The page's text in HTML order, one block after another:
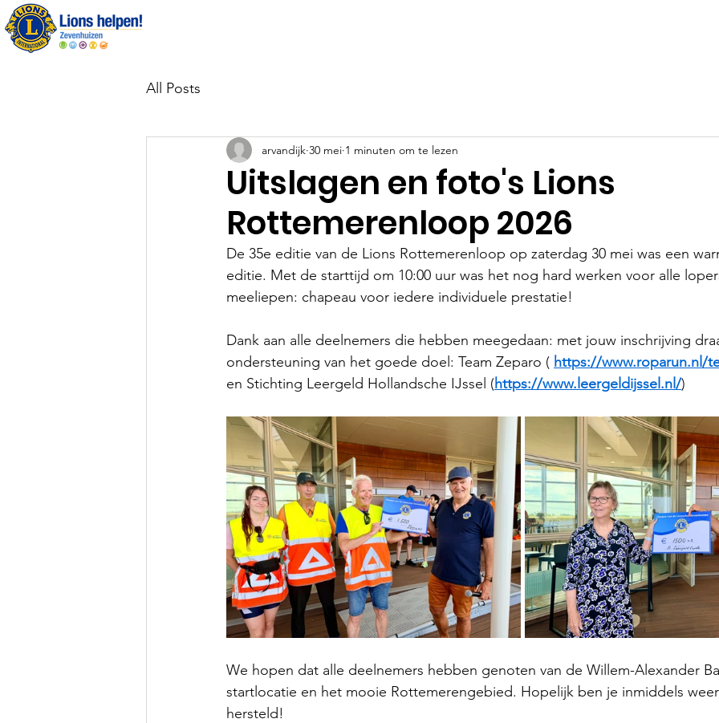
All Posts
Uitslagen en foto's Lions
Rottemerenloop 2026
arvandijk 30 mei 1 minuten om te lezen
De 35e editie van de Lions Rottemerenloop op zaterdag 30 mei was een
editie. Met de starttijd om 10:00 uur was het nog hard werken voor alle
meeliepen: chapeau voor iedere individuele prestatie!
Dank aan alle deelnemers die hebben meegedaan: met jouw inschrijving
ondersteuning van het goede doel: Team Zeparo ( https://www.roparun.nl/
en Stichting Leergeld Hollandsche IJssel (https://www.leergeldijssel.nl/)
We hopen dat alle deelnemers hebben genoten van de Willem-Alexander
startlocatie en het mooie Rottemerengebied. Hopelijk ben je inmiddels
hersteld!